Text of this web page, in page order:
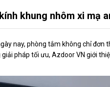
khung nhôm xi mạ
nay, phòng tắm không chỉ đơn
pháp tối ưu, Azdoor VN giới